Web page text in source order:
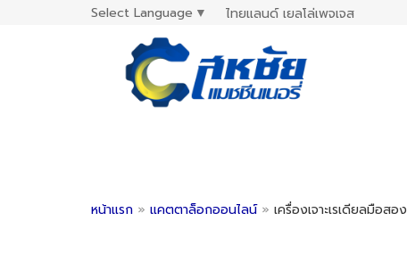
Select Language ▼ ไทยแลนด์ เยลโล่เพจเจส
หน้าแรก » แคตตาล็อกออนไลน์ » เครื่องเจาะเรเดียลมือสอง